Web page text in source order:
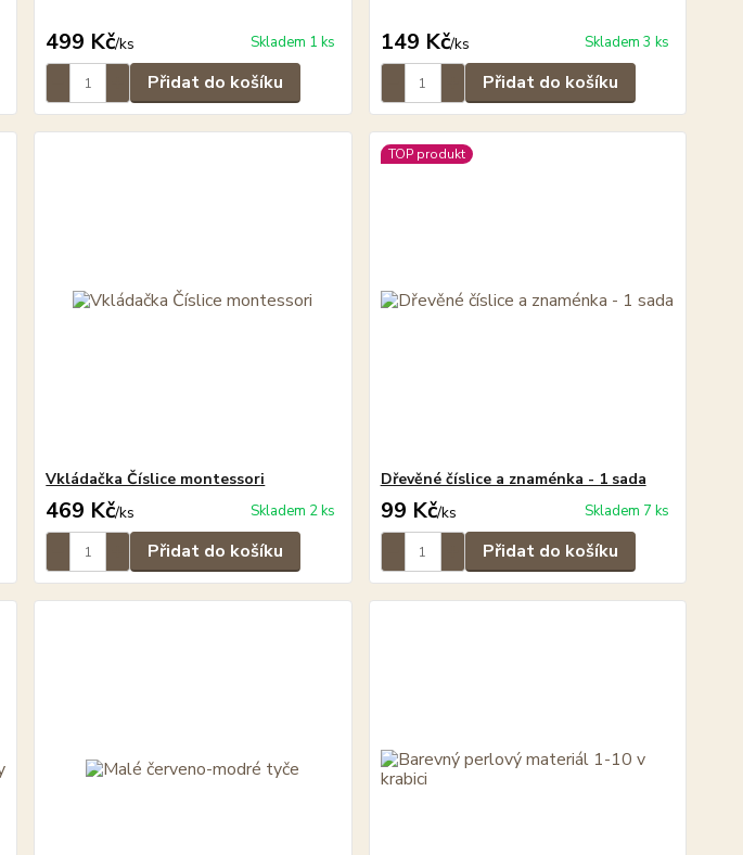
499 Kč/ks Skladem 1 ks
Přidat do košíku
149 Kč/ks Skladem 3 ks
Přidat do košíku
Vkládačka Číslice montessori
469 Kč/ks Skladem 2 ks
Přidat do košíku
TOP produkt
Dřevěné číslice a znaménka - 1 sada
99 Kč/ks Skladem 7 ks
Přidat do košíku